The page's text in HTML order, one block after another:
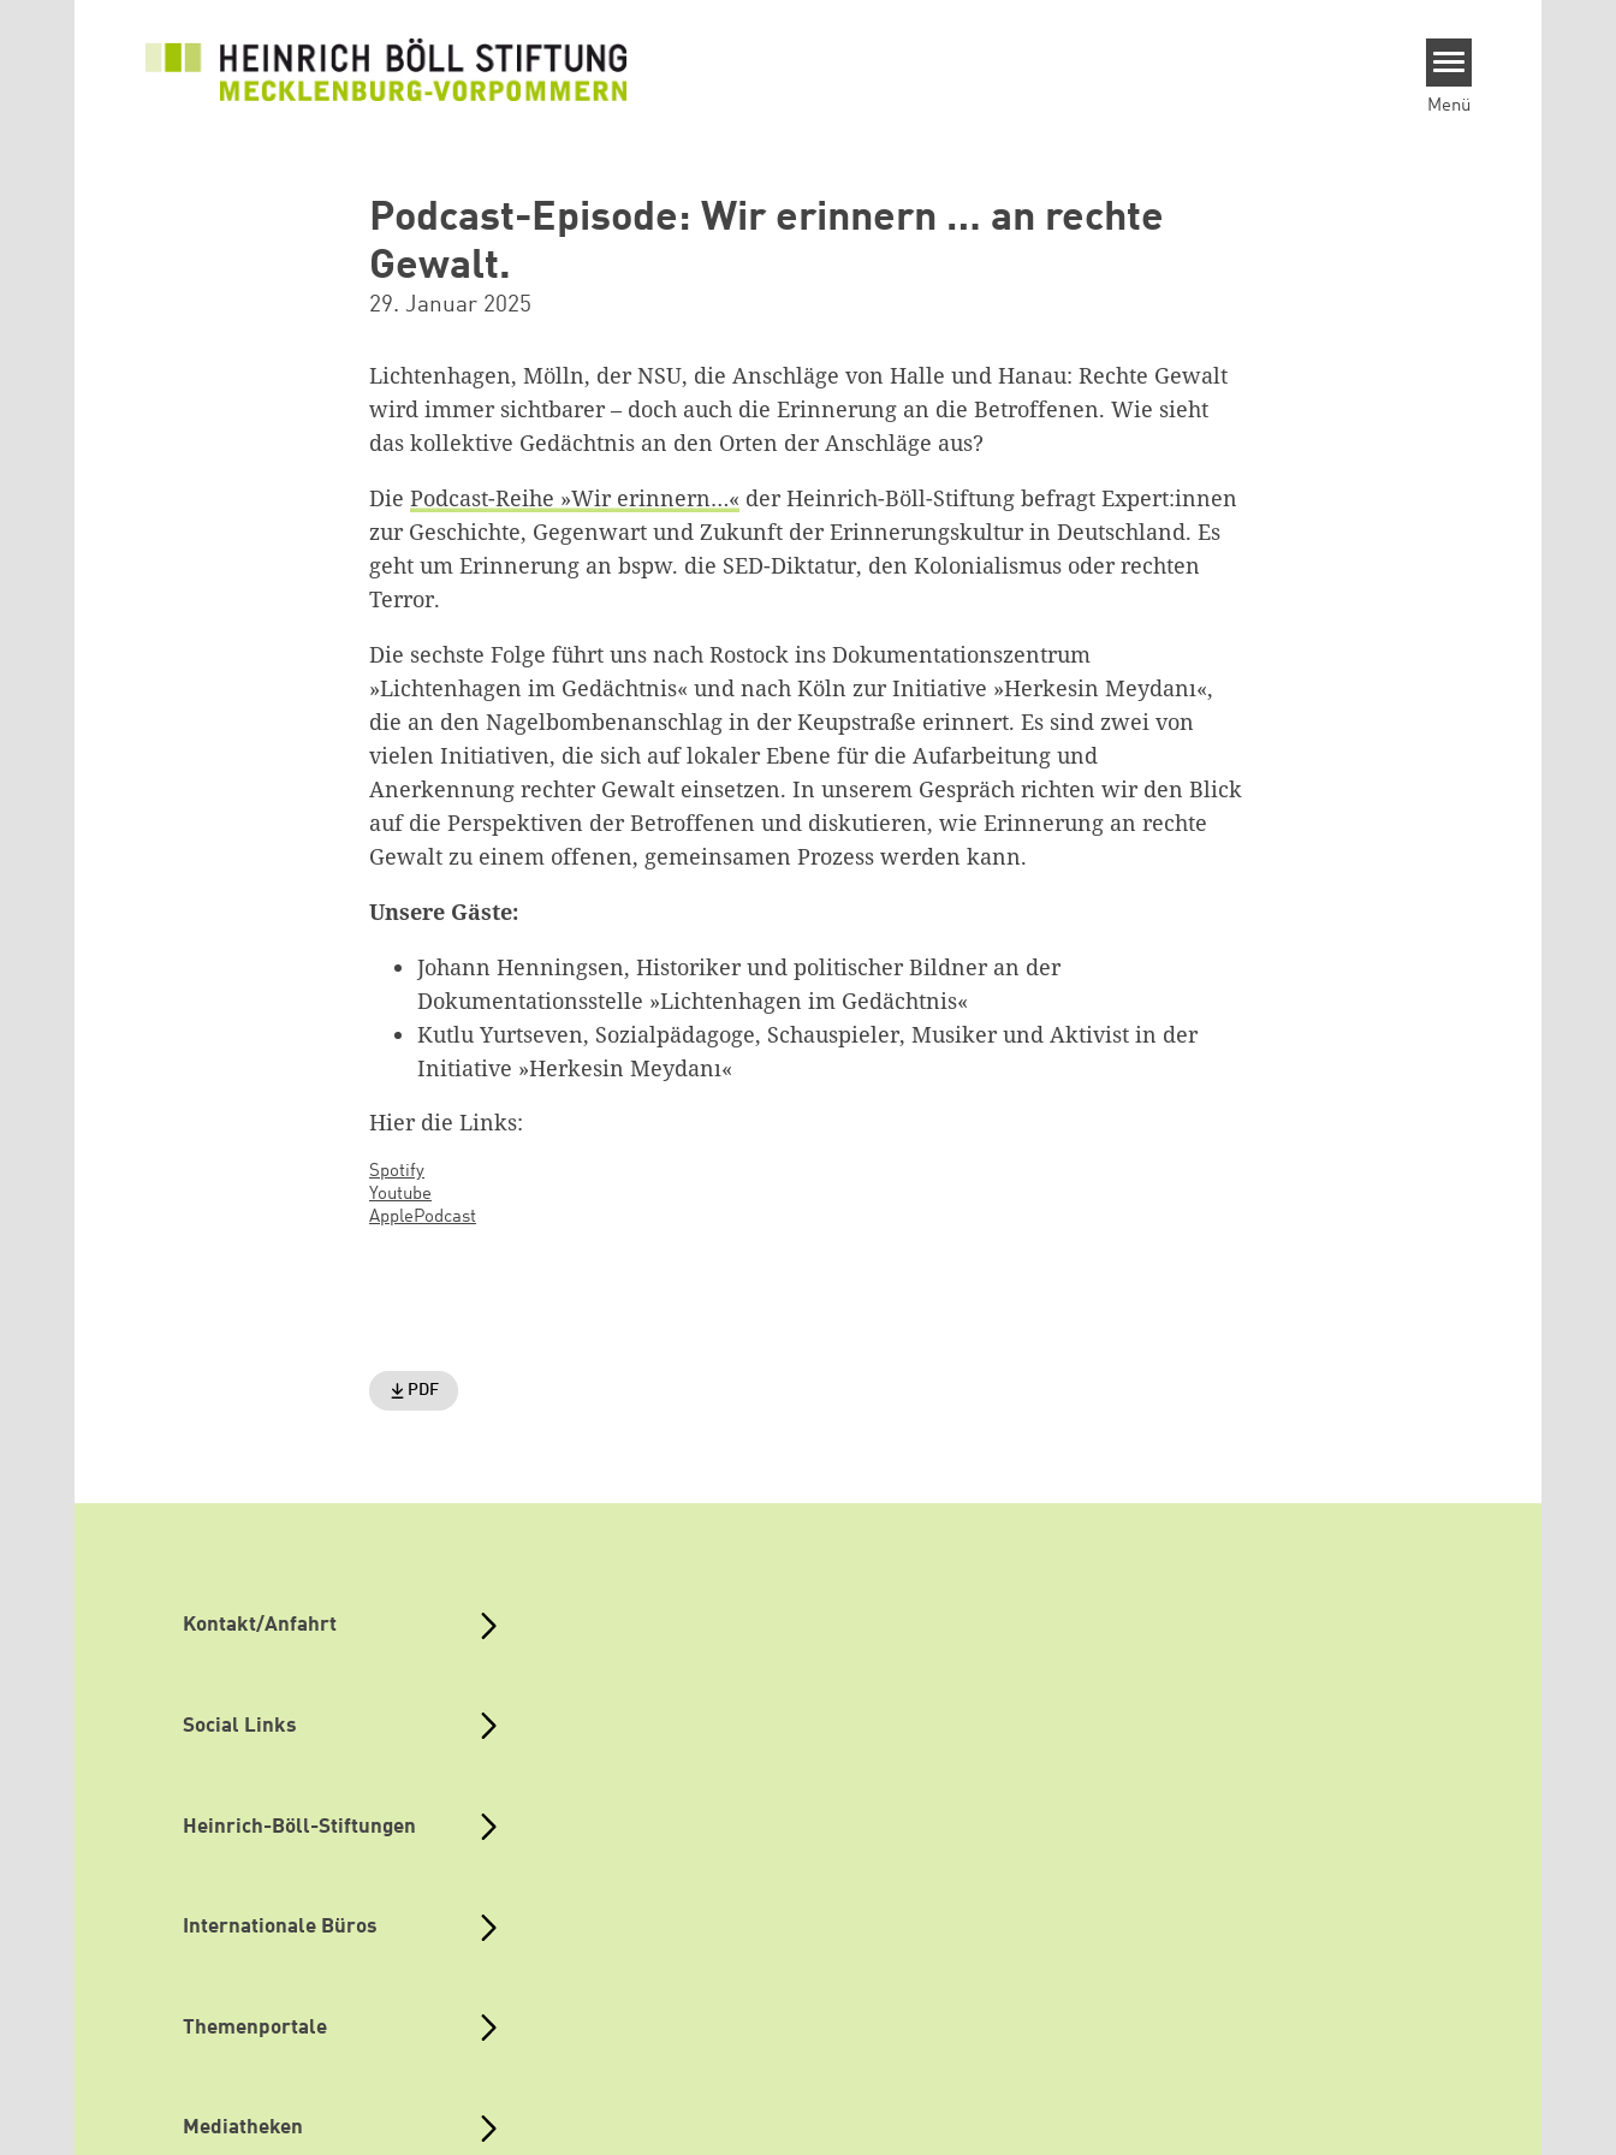
Menü
Podcast-Episode: Wir erinnern … an rechte
Gewalt.
29. Januar 2025
Lichtenhagen, Mölln, der NSU, die Anschläge von Halle und Hanau: Rechte Gewalt
wird immer sichtbarer – doch auch die Erinnerung an die Betroffenen. Wie sieht
das kollektive Gedächtnis an den Orten der Anschläge aus?
Die Podcast-Reihe »Wir erinnern…« der Heinrich-Böll-Stiftung befragt Expert:innen
zur Geschichte, Gegenwart und Zukunft der Erinnerungskultur in Deutschland. Es
geht um Erinnerung an bspw. die SED-Diktatur, den Kolonialismus oder rechten
Terror.
Die sechste Folge führt uns nach Rostock ins Dokumentationszentrum
»Lichtenhagen im Gedächtnis« und nach Köln zur Initiative »Herkesin Meydanı«,
die an den Nagelbombenanschlag in der Keupstraße erinnert. Es sind zwei von
vielen Initiativen, die sich auf lokaler Ebene für die Aufarbeitung und
Anerkennung rechter Gewalt einsetzen. In unserem Gespräch richten wir den Blick
auf die Perspektiven der Betroffenen und diskutieren, wie Erinnerung an rechte
Gewalt zu einem offenen, gemeinsamen Prozess werden kann.
Unsere Gäste:
Johann Henningsen, Historiker und politischer Bildner an der
Dokumentationsstelle »Lichtenhagen im Gedächtnis«
Kutlu Yurtseven, Sozialpädagoge, Schauspieler, Musiker und Aktivist in der
Initiative »Herkesin Meydanı«
Hier die Links:
Spotify
Youtube
ApplePodcast
PDF
Kontakt/Anfahrt
Social Links
Heinrich-Böll-Stiftungen
Internationale Büros
Themenportale
Mediatheken